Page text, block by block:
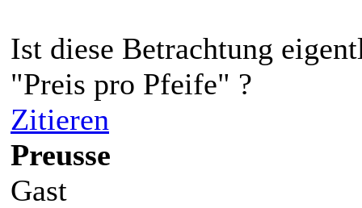
Ist diese Betrachtung
"Preis pro Pfeife" ?
Zitieren
Preusse
Gast